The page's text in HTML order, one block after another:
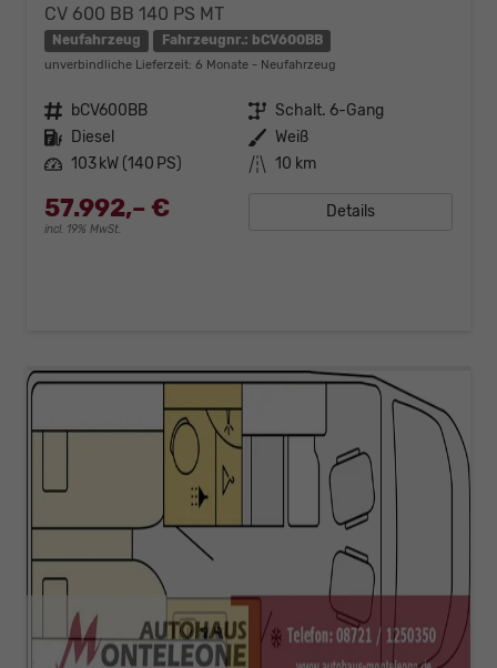
CV 600 BB 140 PS MT
Neufahrzeug Fahrzeugnr.: bCV600BB
unverbindliche Lieferzeit: 6 Monate Neufahrzeug
Fahrzeugnr. bCV600BB Getriebe Schalt. 6-Gang
Kraftstoff Diesel Außenfarbe Weiß
Leistung 103 kW (140 PS) Kilometerstand 10 km
57.992,– €
incl. 19% MwSt.
Details